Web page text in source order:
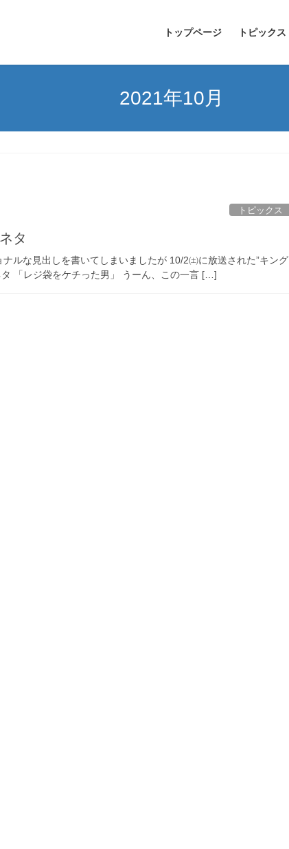
トップページ トピックス
2021年10月
トピックス
タ
ルな見出しを書いてしまいましたが 10/2㈯に放送された”キング
「レジ袋をケチった男」 うーん、この一言 […]